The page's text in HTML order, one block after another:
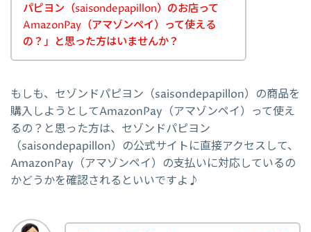
パピヨン（saisondepapillon）のお店って
AmazonPay（アマゾンペイ）って使える
の？」と思った方はいませんか？
もしも、セゾンドパピヨン（saisondepapillon）の商品を
購入しようとしてAmazonPay（アマゾンペイ）って使え
るの？と思った方は、セゾンドパピヨン
（saisondepapillon）の公式サイトに直接アクセスして、
AmazonPay（アマゾンペイ）の支払いに対応しているの
かどうかを確認されるといいですよ♪